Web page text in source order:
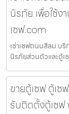
นิรภัย เพื่อใช้
เซฟ.com
เช่าเซฟถนนสีลม บริ
นิรภัยส่วนตัวและตู้
ขายตู้เซฟ ตู้เ
รับติดตั้งตู้เซฟ